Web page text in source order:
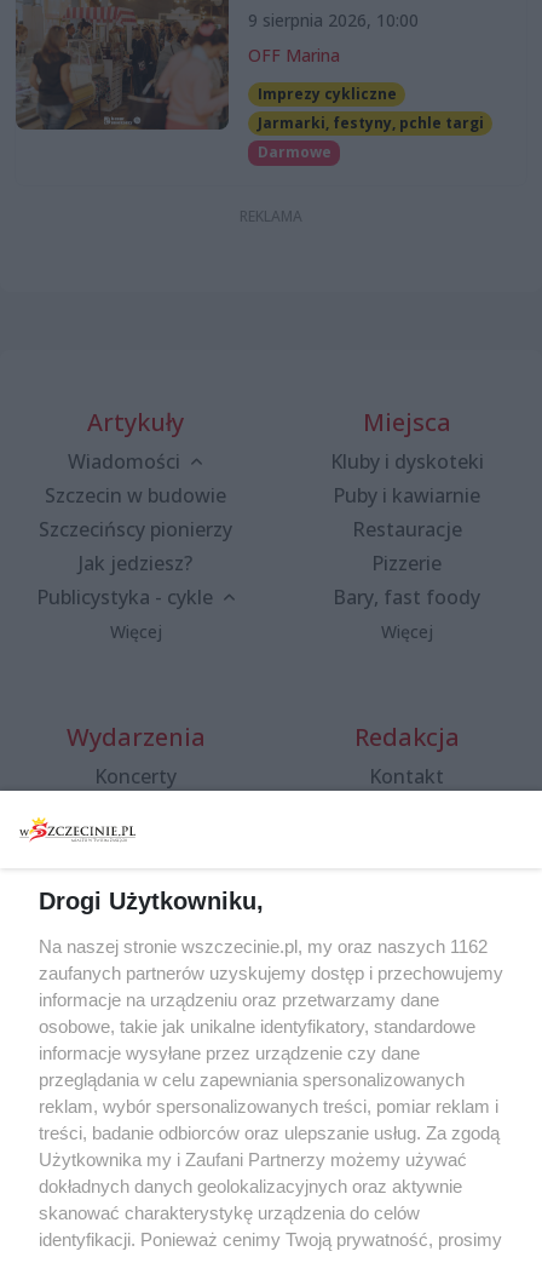
9 sierpnia 2026, 10:00
OFF Marina
Imprezy cykliczne
Jarmarki, festyny, pchle targi
Darmowe
Artykuły
Wiadomości
Szczecin w budowie
Szczecińscy pionierzy
Jak jedziesz?
Publicystyka - cykle
Więcej
Miejsca
Kluby i dyskoteki
Puby i kawiarnie
Restauracje
Pizzerie
Bary, fast foody
Więcej
Wydarzenia
Koncerty
Spacery i oprowadzania
targi
Wernisaże
Więcej
Redakcja
Kontakt
Specjalny koncert z okazji
20. urodzin portalu
wSzczecinie.pl
Regulamin konkursów
śniadaniówka "Hej
Szczecin! Jest piątek!"
Partnerzy
Praca Szczecin
Drogi Użytkowniku,
Na naszej stronie wszczecinie.pl, my oraz naszych 1162
zaufanych partnerów uzyskujemy dostęp i przechowujemy
informacje na urządzeniu oraz przetwarzamy dane
osobowe, takie jak unikalne identyfikatory, standardowe
informacje wysyłane przez urządzenie czy dane
przeglądania w celu zapewniania spersonalizowanych
reklam, wybór spersonalizowanych treści, pomiar reklam i
treści, badanie odbiorców oraz ulepszanie usług. Za zgodą
Użytkownika my i Zaufani Partnerzy możemy używać
dokładnych danych geolokalizacyjnych oraz aktywnie
skanować charakterystykę urządzenia do celów
identyfikacji. Ponieważ cenimy Twoją prywatność, prosimy